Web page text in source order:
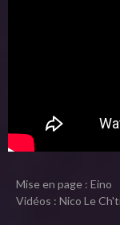
Mise en page : Eino
Vidéos : Nico Le